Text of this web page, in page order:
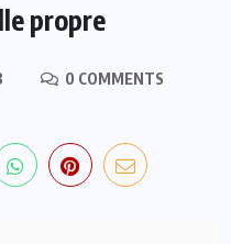
propre
0 COMMENTS